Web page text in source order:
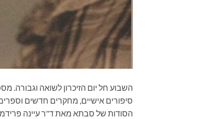
השבוע חל יום הזיכרון לשואה וגבורה.
סיפורים אישיים, מחקרים חדשים
הסודות של סבתא מאת ד"ר עיינה פרידמן